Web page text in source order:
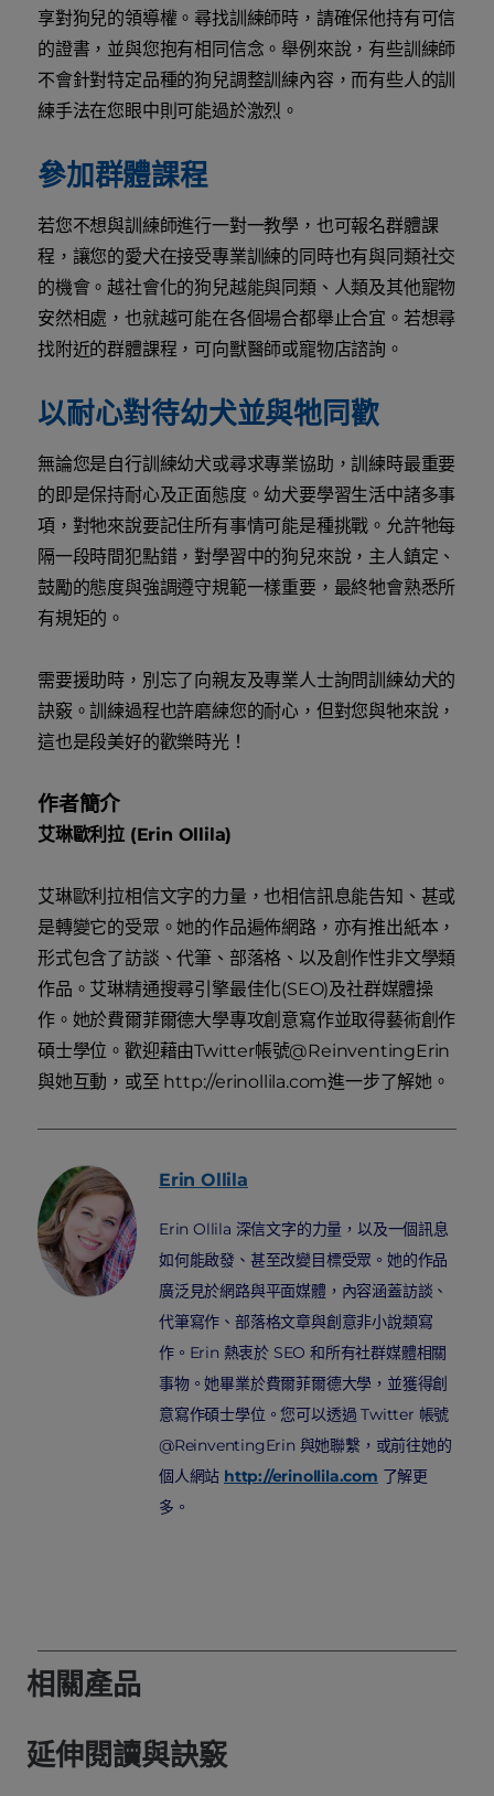
享對狗兒的領導權。尋找訓練師時，請確保他持有可信
的證書，並與您抱有相同信念。舉例來說，有些訓練師
不會針對特定品種的狗兒調整訓練內容，而有些人的訓
練手法在您眼中則可能過於激烈。
參加群體課程
若您不想與訓練師進行一對一教學，也可報名群體課
程，讓您的愛犬在接受專業訓練的同時也有與同類社交
的機會。越社會化的狗兒越能與同類、人類及其他寵物
安然相處，也就越可能在各個場合都舉止合宜。若想尋
找附近的群體課程，可向獸醫師或寵物店諮詢。
以耐心對待幼犬並與牠同歡
無論您是自行訓練幼犬或尋求專業協助，訓練時最重要
的即是保持耐心及正面態度。幼犬要學習生活中諸多事
項，對牠來說要記住所有事情可能是種挑戰。允許牠每
隔一段時間犯點錯，對學習中的狗兒來說，主人鎮定、
鼓勵的態度與強調遵守規範一樣重要，最終牠會熟悉所
有規矩的。
需要援助時，別忘了向親友及專業人士詢問訓練幼犬的
訣竅。訓練過程也許磨練您的耐心，但對您與牠來說，
這也是段美好的歡樂時光！
作者簡介
艾琳歐利拉 (Erin Ollila)
艾琳歐利拉相信文字的力量，也相信訊息能告知、甚或
是轉變它的受眾。她的作品遍佈網路，亦有推出紙本，
形式包含了訪談、代筆、部落格、以及創作性非文學類
作品。艾琳精通搜尋引擎最佳化(SEO)及社群媒體操
作。她於費爾菲爾德大學專攻創意寫作並取得藝術創作
碩士學位。歡迎藉由Twitter帳號@ReinventingErin
與她互動，或至 http://erinollila.com進一步了解她。
Erin Ollila
Erin Ollila 深信文字的力量，以及一個訊息
如何能啟發、甚至改變目標受眾。她的作品
廣泛見於網路與平面媒體，內容涵蓋訪談、
代筆寫作、部落格文章與創意非小說類寫
作。Erin 熱衷於 SEO 和所有社群媒體相關
事物。她畢業於費爾菲爾德大學，並獲得創
意寫作碩士學位。您可以透過 Twitter 帳號
@ReinventingErin 與她聯繫，或前往她的
個人網站 http://erinollila.com 了解更
多。
相關產品
延伸閱讀與訣竅